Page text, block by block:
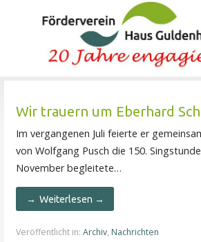
Pflegezentrum Haus Guldenhof zu
fördern.
Wir trauern um Eberhard
Im vergangenen Juli feierte er
von Wolfgang Pusch die 150.
November begleitete…
Weiterlesen →
Veröffentlicht in:Archiv, Nachrichten